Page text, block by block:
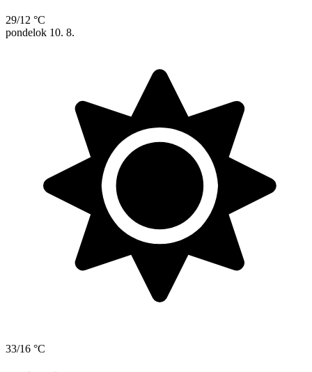
29/12 °C
pondelok 10. 8.
33/16 °C